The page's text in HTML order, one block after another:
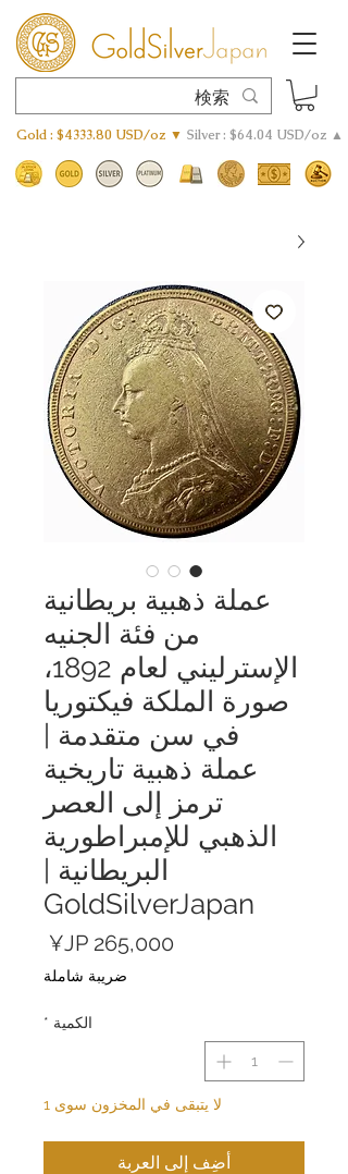
Gold : $4333.80 USD/oz ▼ Silver : $64.04 USD/oz ▲
عملة ذهبية بريطانية
من فئة الجنيه
الإسترليني لعام 1892،
صورة الملكة فيكتوريا
في سن متقدمة |
عملة ذهبية تاريخية
ترمز إلى العصر
الذهبي للإمبراطورية
البريطانية |
GoldSilverJapan
ضريبة شاملة
الكمية *
لا يتبقى في المخزون سوى 1
أضِف إلى العربة